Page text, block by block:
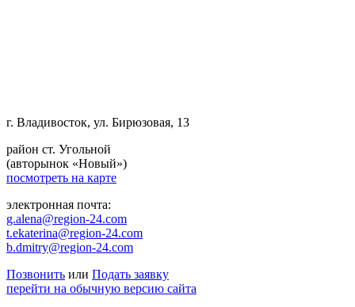
г. Владивосток, ул. Бирюзовая, 13
район ст. Угольной
(авторынок «Новый»)
посмотреть на карте
электронная почта:
g.alena@region-24.com
t.ekaterina@region-24.com
b.dmitry@region-24.com
Позвонить или Подать заявку
перейти на обычную версию сайта